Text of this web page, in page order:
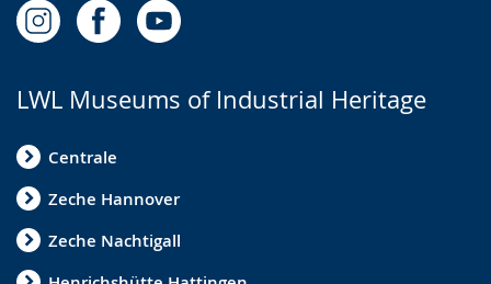
LWL Museums of Industrial Heritage
Centrale
Zeche Hannover
Zeche Nachtigall